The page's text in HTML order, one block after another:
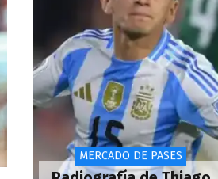
MERCADO DE PASES